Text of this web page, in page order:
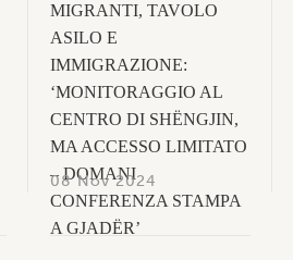
MIGRANTI, TAVOLO
ASILO E
IMMIGRAZIONE:
‘MONITORAGGIO AL
CENTRO DI SHËNGJIN,
MA ACCESSO LIMITATO
– DOMANI
CONFERENZA STAMPA
A GJADËR’
08 Nov 2024